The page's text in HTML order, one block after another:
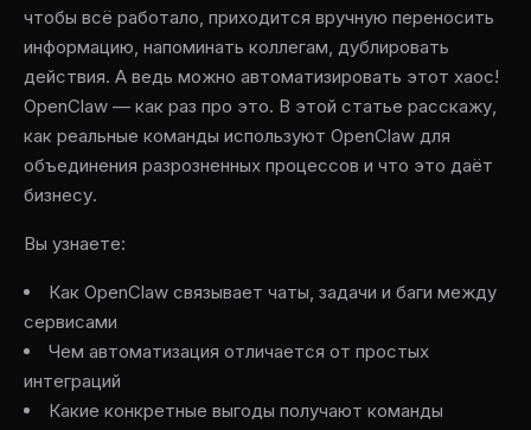
чтобы всё работало, приходится вручную переносить
информацию, напоминать коллегам, дублировать
действия. А ведь можно автоматизировать этот хаос!
OpenClaw — как раз про это. В этой статье расскажу,
как реальные команды используют OpenClaw для
объединения разрозненных процессов и что это даёт
бизнесу.
Вы узнаете:
Как OpenClaw связывает чаты, задачи и баги между
сервисами
Чем автоматизация отличается от простых
интеграций
Какие конкретные выгоды получают команды